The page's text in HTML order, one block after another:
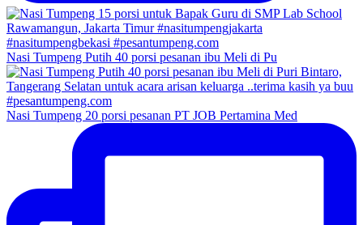
Nasi Tumpeng Putih 40 porsi pesanan ibu Meli di Pu
Nasi Tumpeng 20 porsi pesanan PT JOB Pertamina Med